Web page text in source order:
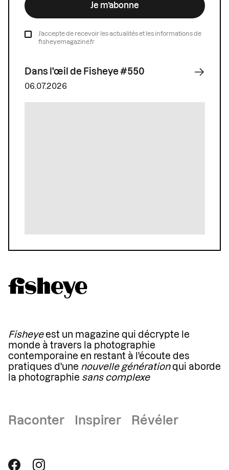
Je m’abonne
J’accepte de recevoir les actualités et les informations de
fisheyemagazine.fr
Dans l'œil de Fisheye #550
06.07.2026
Fisheyeest un magazine qui décrypte le
monde à travers la photographie
contemporaine en restant à l'écoute des
pratiques d'une nouvelle générationqui aborde
la photographie sans complexe
Raconter Inspirer Révéler